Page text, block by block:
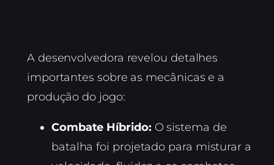
A desenvolvedora revelou detalhes
importantes sobre as mecânicas e a
produção do jogo:
Combate Híbrido: O sistema de
batalha foi projetado para misturar a